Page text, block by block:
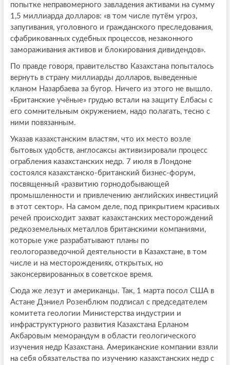
попытке неправомерного завладения активами на сумму
1,5 миллиарда долларов: «в том числе путём угроз,
запугивания, уголовного и гражданского преследования,
сфабрикованных судебных процессов, незаконного
замораживания активов и блокирования дивидендов».
По правде говоря, правительство Казахстана попыталось
вернуть в страну миллиарды долларов, выведенные
кланом Назарбаева за бугор. Ничего из этого не вышло.
«Британские учёные» грудью встали на защиту Елбасы с
его сомнительным окружением, надо полагать, тесно с
ними повязанным.
Указав казахстанским властям, что их место возле
бытовых удобств, англосаксы активизировали процесс
ограбления казахстанских недр. 7 июля в Лондоне
состоялся казахстанско-британский бизнес-форум,
посвященный «развитию горнодобывающей
промышленности и привлечению английских инвестиций
в этот сектор». На самом деле, под прикрытием красивых
речей происходит захват казахстанских месторождений
редкоземельных металлов британскими компаниями,
которые уже разрабатывают планы по
геологоразведочной деятельности в Казахстане, в том
числе и на месторождениях, открытых, но
законсервированных в советское время.
Сюда же лезут и американцы. Так, 1 марта посол США в
Астане Дэниел Розенблюм подписал с председателем
комитета геологии Министерства индустрии и
инфраструктурного развития Казахстана Ерланом
Акбаровым меморандум в области геологического
изучения недр Казахстана. Американские компании взяли
на себя обязательства по изучению казахстанских недр с